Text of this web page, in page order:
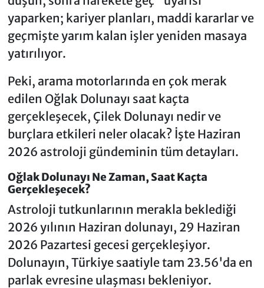
yaparken; kariyer planları, maddi kararlar ve
geçmişte yarım kalan işler yeniden masaya
yatırılıyor.
Peki, arama motorlarında en çok merak
edilen Oğlak Dolunayı saat kaçta
gerçekleşecek, Çilek Dolunayı nedir ve
burçlara etkileri neler olacak? İşte Haziran
2026 astroloji gündeminin tüm detayları.
Oğlak Dolunayı Ne Zaman, Saat Kaçta
Gerçekleşecek?
Astroloji tutkunlarının merakla beklediği
2026 yılının Haziran dolunayı, 29 Haziran
2026 Pazartesi gecesi gerçekleşiyor.
Dolunayın, Türkiye saatiyle tam 23.56'da en
parlak evresine ulaşması bekleniyor.